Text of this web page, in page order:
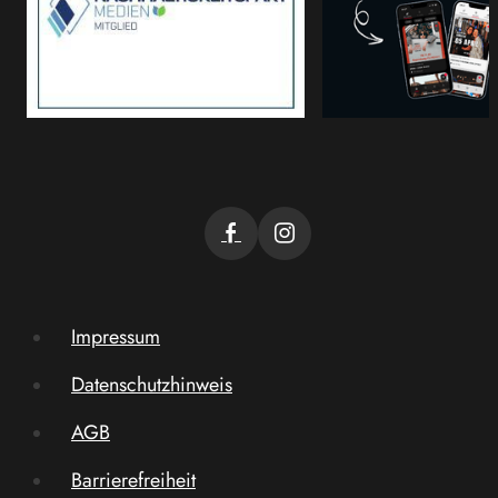
Impressum
Datenschutzhinweis
AGB
Barrierefreiheit